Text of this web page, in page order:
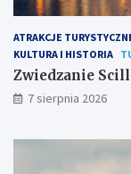
y
j
U
r
o
l
a
i
P
a
w
a
ATRAKCJE
KULTURA I HISTORIA
Zwiedzanie
7 sierpnia 2026